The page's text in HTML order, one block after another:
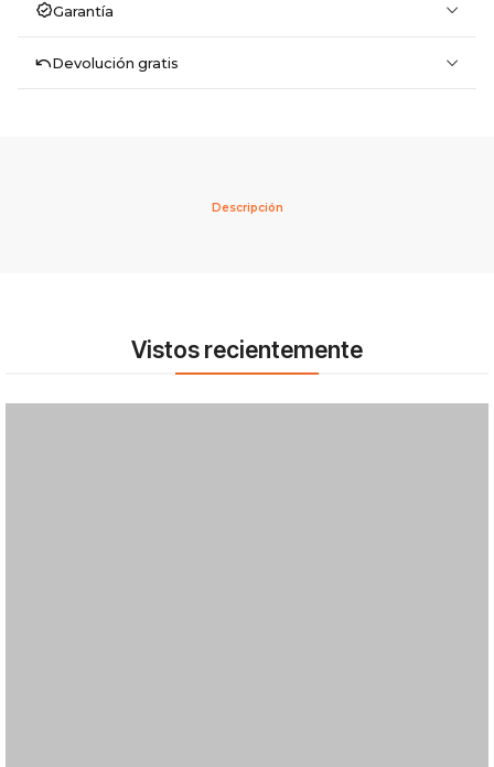
Garantía
Devolución gratis
Descripción
Vistos recientemente